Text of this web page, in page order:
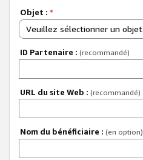
Objet : *
Veuillez sélectionner un objet
ID Partenaire : (recommandé)
URL du site Web : (recommandé)
Nom du bénéficiaire : (en option)